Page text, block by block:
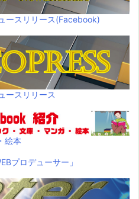
ースリリース(Facebook)
ースリリース
絵本
プロデューサー」